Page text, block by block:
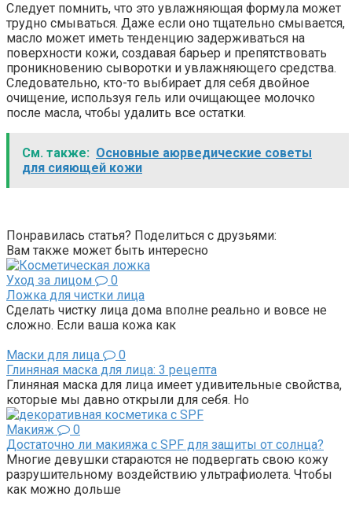
Следует помнить, что это увлажняющая формула может
трудно смываться. Даже если оно тщательно смывается,
масло может иметь тенденцию задерживаться на
поверхности кожи, создавая барьер и препятствовать
проникновению сыворотки и увлажняющего средства.
Следовательно, кто-то выбирает для себя двойное
очищение, используя гель или очищающее молочко
после масла, чтобы удалить все остатки.
См. также: Основные аюрведические советы
для сияющей кожи
Понравилась статья? Поделиться с друзьями:
Вам также может быть интересно
Уход за лицом
0
Ложка для чистки лица
Сделать чистку лица дома вполне реально и вовсе не
сложно. Если ваша кожа как
Маски для лица
0
Глиняная маска для лица: 3 рецепта
Глиняная маска для лица имеет удивительные свойства,
которые мы давно открыли для себя. Но
Макияж
0
Достаточно ли макияжа с SPF для защиты от солнца?
Многие девушки стараются не подвергать свою кожу
разрушительному воздействию ультрафиолета. Чтобы
как можно дольше